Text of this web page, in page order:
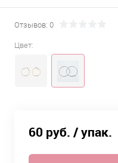
Отзывов: 0
Цвет:
60 руб. / упак.